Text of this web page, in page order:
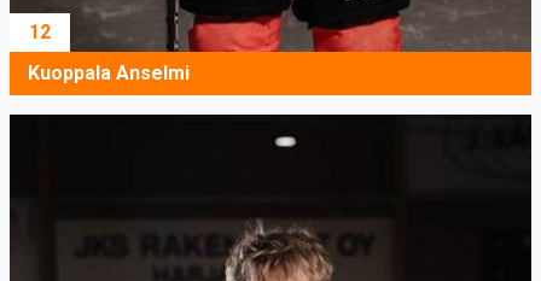
12
Kuoppala Anselmi